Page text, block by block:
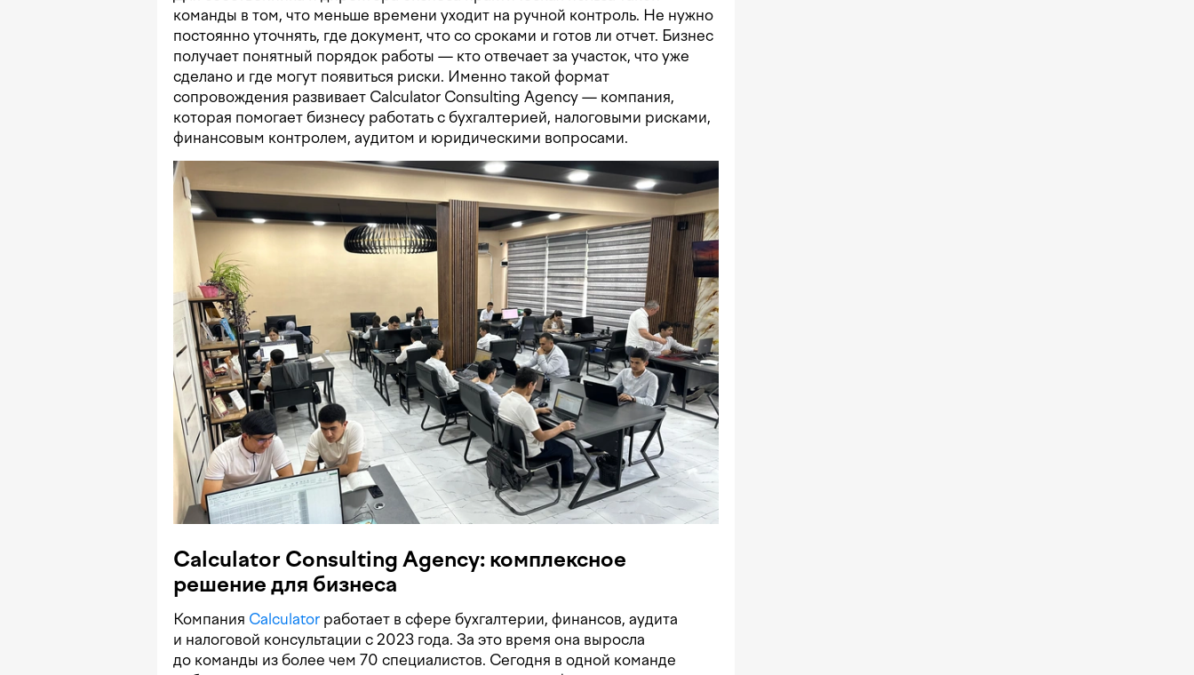
команды в том, что меньше времени уходит на ручной контроль. Не нужно
постоянно уточнять, где документ, что со сроками и готов ли отчет. Бизнес
получает понятный порядок работы — кто отвечает за участок, что уже
сделано и где могут появиться риски. Именно такой формат
сопровождения развивает Calculator Consulting Agency — компания,
которая помогает бизнесу работать с бухгалтерией, налоговыми рисками,
финансовым контролем, аудитом и юридическими вопросами.
Calculator Consulting Agency: комплексное
решение для бизнеса
Компания Calculator работает в сфере бухгалтерии, финансов, аудита
и налоговой консультации с 2023 года. За это время она выросла
до команды из более чем 70 специалистов. Сегодня в одной команде